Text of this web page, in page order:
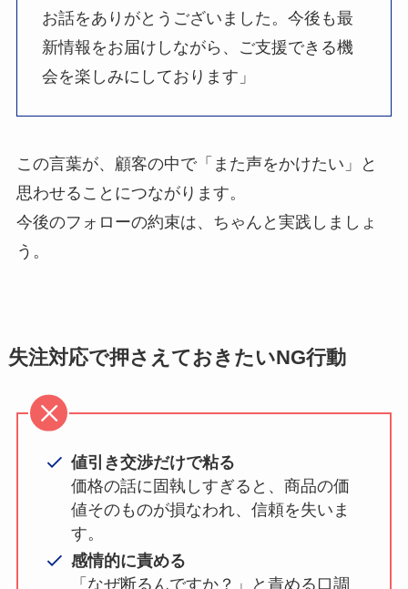
お話をありがとうございました。今後も最
新情報をお届けしながら、ご支援できる機
会を楽しみにしております」
この言葉が、顧客の中で「また声をかけたい」と
思わせることにつながります。
今後のフォローの約束は、ちゃんと実践しましょ
う。
失注対応で押さえておきたいNG行動
値引き交渉だけで粘る
価格の話に固執しすぎると、商品の価
値そのものが損なわれ、信頼を失いま
す。
感情的に責める
「なぜ断るんですか？」と責める口調